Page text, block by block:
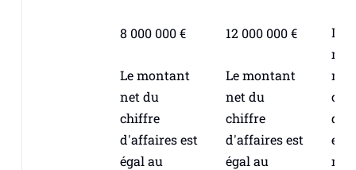
8 000 000 €
Le montant
net du
chiffre
d'affaires est
égal au
12 000 000 €
Le montant
net du
chiffre
d'affaires est
égal au
Le
net
est